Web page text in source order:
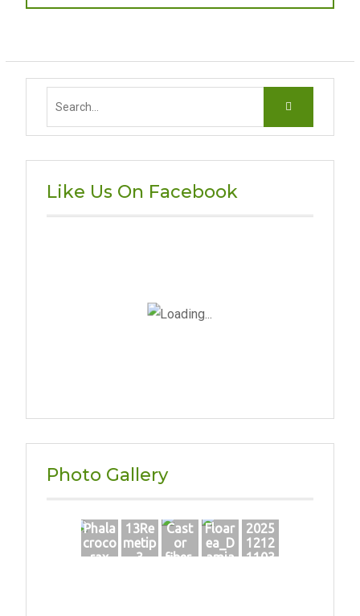
Like Us On Facebook
Photo Gallery
Phala
croco
rax
13Re
metip
3
Cast
or
fiber-
Floar
ea_D
amia
2025
1212
1103